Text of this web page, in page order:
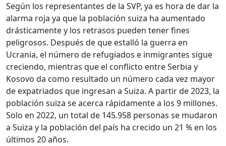
Según los representantes de la SVP, ya es hora de dar la
alarma roja ya que la población suiza ha aumentado
drásticamente y los retrasos pueden tener fines
peligrosos. Después de que estalló la guerra en
Ucrania, el número de refugiados e inmigrantes sigue
creciendo, mientras que el conflicto entre Serbia y
Kosovo da como resultado un número cada vez mayor
de expatriados que ingresan a Suiza. A partir de 2023, la
población suiza se acerca rápidamente a los 9 millones.
Solo en 2022, un total de 145.958 personas se mudaron
a Suiza y la población del país ha crecido un 21 % en los
últimos 20 años.